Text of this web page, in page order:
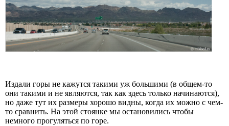
Издали горы не кажутся такими уж большими (в общем-то
они такими и не являются, так как здесь только начинаются),
но даже тут их размеры хорошо видны, когда их можно с чем-
то сравнить. На этой стоянке мы остановились чтобы
немного прогуляться по горе.